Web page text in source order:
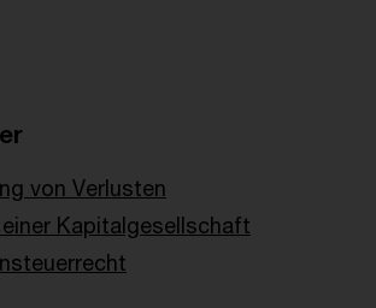
von Verlusten
Kapitalgesellschaft